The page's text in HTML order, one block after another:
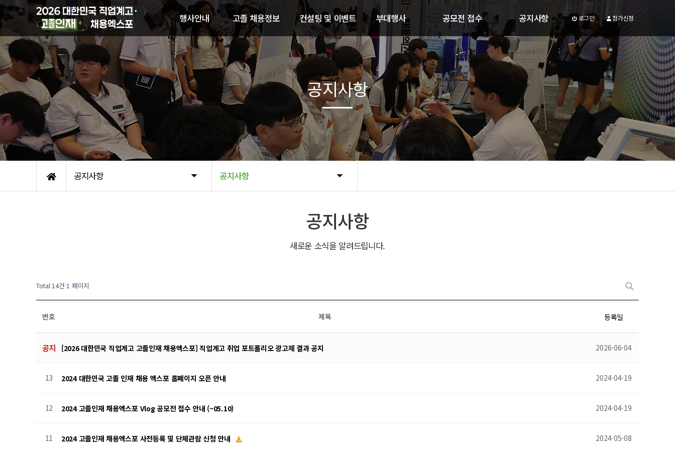
행사안내
행사개요
기업(기관) 참가신청
일반관람안내
함께하는 기업
고졸 채용정보
참가기업 채용공고
지난 2025년 참가기업
컨설팅 및 이벤트
취업 컨설팅
AICE 인공지능 능력시험
부대행사 공모전 접수
직업계고 취업 포트폴리오 광고제
청년 창업아이디어 공모전
공모전 공지사항
공지사항
공지사항
부스배치도
문의하기
로그인 참가신청
공지사항 공지사항
공지사항
공지사항
새로운 소식을 알려드립니다.
Total 14건 1 페이지
번호 제목 등록일
공지 [2026 대한민국 직업계고 고졸인재 채용엑스포] 직업계고 취업 포트폴리오 광고제 결과 공지 2026-06-04
13 2024 대한민국 고졸 인재 채용 엑스포 홈페이지 오픈 안내 2024-04-19
12 2024 고졸인재 채용엑스포 Vlog 공모전 접수 안내 (~05.10) 2024-04-19
11 2024 고졸인재 채용엑스포 사전등록 및 단체관람 신청 안내 2024-05-08